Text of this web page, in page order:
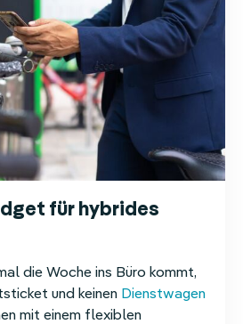
für hybrides
die Woche ins Büro kommt,
und keinen Dienstwagen
mit einem flexiblen